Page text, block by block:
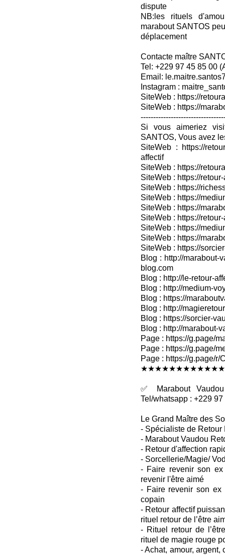
dispute
NB:les rituels
marabout SANTOS
déplacement
Contacte maître
Tel: +229 97 45 85 00
Email:
Instagram :
SiteWeb : https://
SiteWeb : https://
Si vous aimeriez
SANTOS, Vous avez
SiteWeb : https://
affectif
SiteWeb : https://
SiteWeb : https://
SiteWeb : https://
SiteWeb : https://
SiteWeb : https://
SiteWeb : https://
SiteWeb : https://
SiteWeb : https://
SiteWeb : https://
Blog : http://marabout-
blog.com
Blog : http://le-retour-
Blog : http://medium-
Blog : https://
Blog : http://
Blog : https://sorcier-
Blog : http://marabout-
Page : https://g.page/
Page : https://g.page/
Page : https://g.page/
✅ Marabout
Tel/whatsapp : +229
Le Grand Maître des
- Spécialiste de Retour
- Marabout Vaudou
- Retour d'affection
- Sorcellerie/Magie/
- Faire revenir son
revenir l'être aimé
- Faire revenir son ex
copain
- Retour affectif
rituel retour de l’être
- Rituel retour de
rituel de magie rouge
- Achat, amour,